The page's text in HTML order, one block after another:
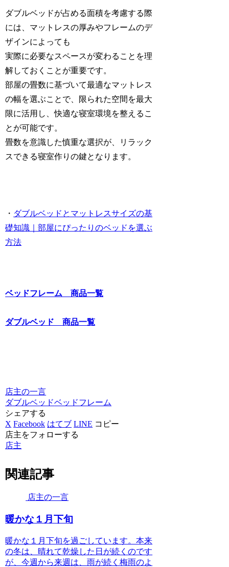
ダブルベッドが占める面積を考慮する際
には、マットレスの厚みやフレームのデ
ザインによっても
実際に必要なスペースが変わることを理
解しておくことが重要です。
部屋の畳数に基づいて最適なマットレス
の幅を選ぶことで、限られた空間を最大
限に活用し、快適な寝室環境を整えるこ
とが可能です。
畳数を意識した慎重な選択が、リラック
スできる寝室作りの鍵となります。
・ ダブルベッドとマットレスサイズの基
礎知識｜部屋にぴったりのベッドを選ぶ
方法
ベッドフレーム 商品一覧
ダブルベッド 商品一覧
店主の一言
ダブルベッドベッドフレーム
シェアする
X Facebook はてブ LINE コピー
店主をフォローする
店主
関連記事
店主の一言
暖かな１月下旬
暖かな１月下旬を過ごしています。本来
の冬は、晴れて乾燥した日が続くのです
が、今週から来週は、雨が続く梅雨のよ